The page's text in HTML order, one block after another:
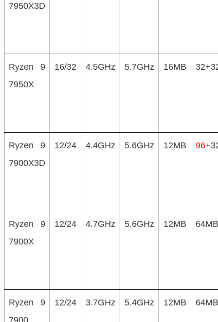
7950X3D
Ryzen 9
7950X
16/32 4.5GHz 5.7GHz 16MB
Ryzen 9
7900X3D
12/24 4.4GHz 5.6GHz 12MB 96
Ryzen 9
7900X
12/24 4.7GHz 5.6GHz 12MB 64MB
Ryzen 9
7900
12/24 3.7GHz 5.4GHz 12MB 64MB